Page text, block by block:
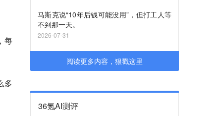
每
多
马斯克说“10年后钱可能没用”，但打工人等
不到那一天。
2026-07-31
阅读更多内容，狠戳这里
36氪AI测评